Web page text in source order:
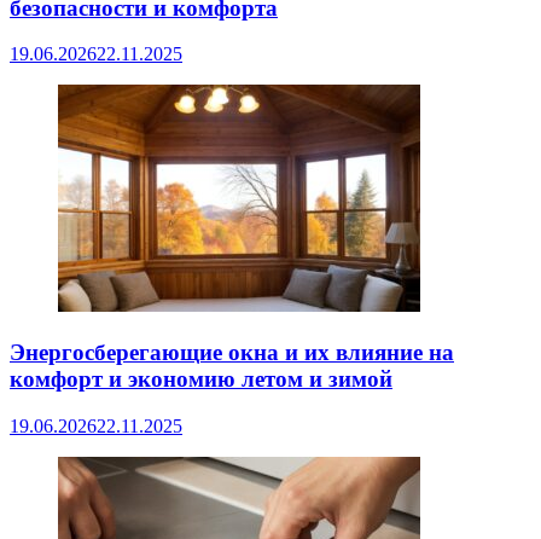
безопасности и комфорта
19.06.202622.11.2025
Энергосберегающие окна и их влияние на
комфорт и экономию летом и зимой
19.06.202622.11.2025